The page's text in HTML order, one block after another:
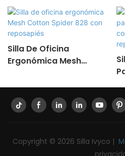
Silla De Oficina
Ergonómica Mesh
Reposapiés
Copyright © 2026 Silla Ivyco |